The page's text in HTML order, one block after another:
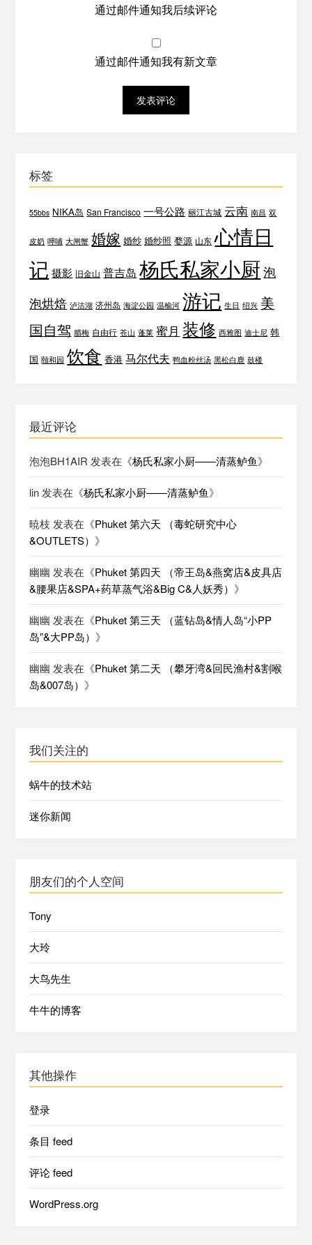
通过邮件通知我后续评论
通过邮件通知我有新文章
标签
55bbs NIKA岛 San Francisco 一号公路 丽江古城 云南 南昌 双
皮奶 呷哺 大闸蟹 婚嫁 婚纱 婚纱照 婺源 山东 心情日
记 摄影 旧金山 普吉岛 杨氏私家小厨 泡
泡烘焙 泸沽湖 济州岛 海淀公园 温榆河 游记 生日 绍兴 美
国自驾 腊梅 自由行 苍山 蓬莱 蜜月 装修 西雅图 迪士尼 韩
国 颐和园 饮食 香港 马尔代夫 鸭血粉丝汤 黑松白鹿 鼓楼
最近评论
泡泡BH1AIR 发表在《杨氏私家小厨——清蒸鲈鱼》
lin 发表在《杨氏私家小厨——清蒸鲈鱼》
暁枝 发表在《Phuket 第六天 （毒蛇研究中心
&OUTLETS） 》
幽幽 发表在《Phuket 第四天 （帝王岛&燕窝店&皮具店
&腰果店&SPA+药草蒸气浴&Big C&人妖秀） 》
幽幽 发表在《Phuket 第三天 （蓝钻岛&情人岛“小PP
岛”&大PP岛） 》
幽幽 发表在《Phuket 第二天 （攀牙湾&回民渔村&割喉
岛&007岛） 》
我们关注的
蜗牛的技术站
迷你新闻
朋友们的个人空间
Tony
大玲
大鸟先生
牛牛的博客
其他操作
登录
条目 feed
评论 feed
WordPress.org